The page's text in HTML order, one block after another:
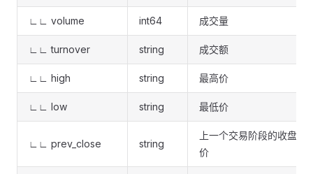
∟∟ volume int64 成交量
∟∟ turnover string 成交额
∟∟ high string 最高价
∟∟ low string 最低价
∟∟ prev_close string
上一个交易阶段的收盘
价